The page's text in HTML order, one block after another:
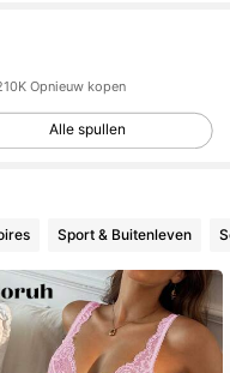
Opnieuw kopen
Alle spullen
Sport & Buitenleven